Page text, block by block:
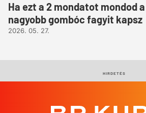
Ha ezt a 2 mondatot mondod
nagyobb gombóc fagyit kapsz
2026. 05. 27.
HIRDETÉS